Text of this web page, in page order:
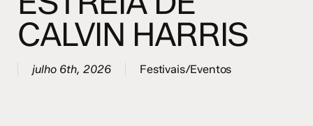
CALVIN HARRIS
julho 6th, 2026 Festivais/Eventos